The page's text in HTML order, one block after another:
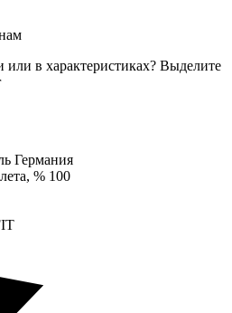
в характеристиках? Выделите
Германия
% 100